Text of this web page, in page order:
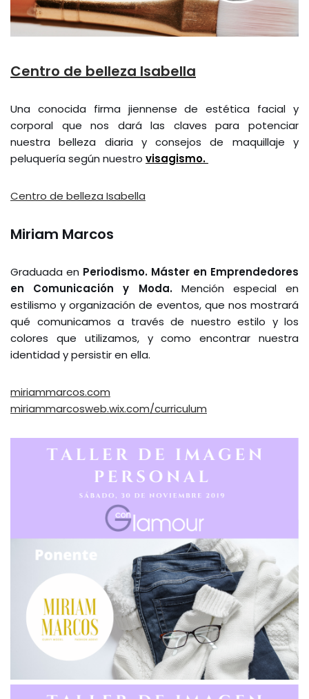
Centro de belleza Isabella
Una conocida firma jiennense de estética facial y
corporal que nos dará las claves para potenciar
nuestra belleza diaria y consejos de maquillaje y
peluquería según nuestro visagismo.
Centro de belleza Isabella
Miriam Marcos
Graduada en Periodismo. Máster en Emprendedores
en Comunicación y Moda.Mención especial en
estilismo y organización de eventos, que nos mostrará
qué comunicamos a través de nuestro estilo y los
colores que utilizamos, y como encontrar nuestra
identidad y persistir en ella.
miriammarcos.com
miriammarcosweb.wix.com/curriculum